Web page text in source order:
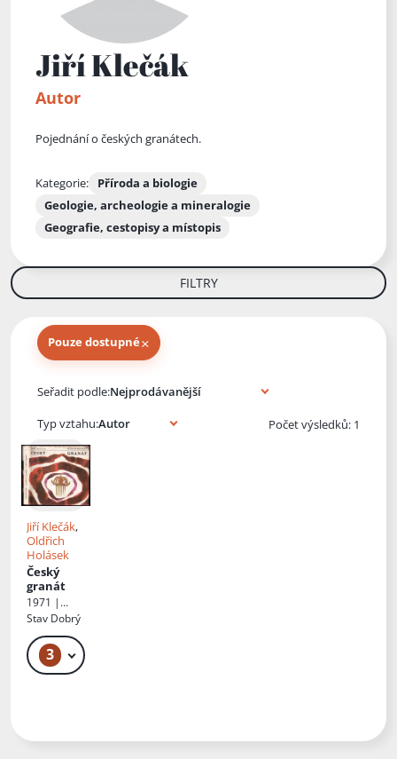
Jiří Klečák
Autor
Pojednání o českých granátech.
Kategorie:
Příroda a biologie
Geologie, archeologie a mineralogie
Geografie, cestopisy a místopis
FILTRY
Pouze dostupné×
Seřadit podle:
Typ vztahu:
Počet výsledků: 1
Jiří Klečák,
Oldřich
Holásek
Český
granát
1971 |
Severočesk
nakladatels
tví
Stav Dobrý
3 159 Kč